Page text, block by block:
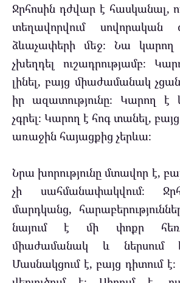
Ջրհոսին դժվար է հասկանալ,
տեղավորվում սովորական
ձևաչափերի մեջ։ Նա կարող
չխեղդել ուշադրությամբ։
լինել, բայց միաժամանակ
իր ազատությունը։ Կարող է
չգրել։ Կարող է հոգ տանել,
առաջին հայացքից չերևա։
Նրա խորությունը մտավոր է,
չի սահմանափակվում։
մարդկանց,
նայում է մի փոքր
միաժամանակ և ներսում
Մասնակցում է, բայց դիտում